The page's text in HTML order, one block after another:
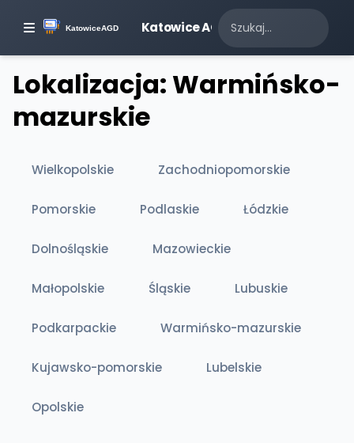
Katowice AGD
Lokalizacja: Warmińsko-
mazurskie
Wielkopolskie Zachodniopomorskie
Pomorskie Podlaskie Łódzkie
Dolnośląskie Mazowieckie
Małopolskie Śląskie Lubuskie
Podkarpackie Warmińsko-mazurskie
Kujawsko-pomorskie Lubelskie
Opolskie